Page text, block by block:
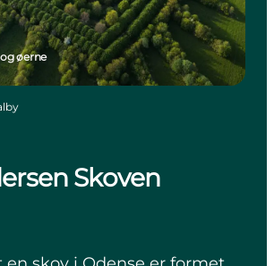
Skoven
øerne